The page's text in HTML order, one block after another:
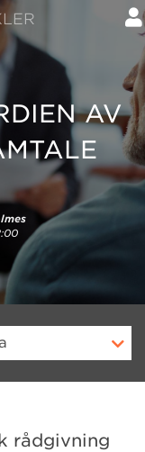
AV
rådgivning